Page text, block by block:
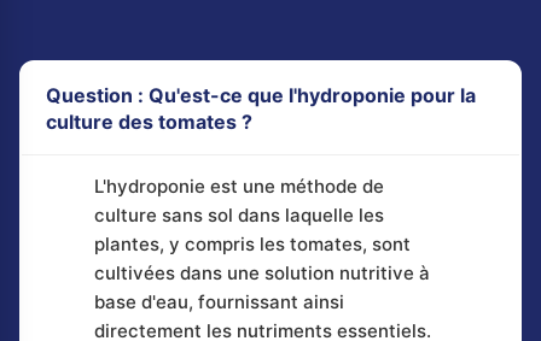
Question : Qu'est-ce que l'hydroponie pour la
culture des tomates ?
L'hydroponie est une méthode de
culture sans sol dans laquelle les
plantes, y compris les tomates, sont
cultivées dans une solution nutritive à
base d'eau, fournissant ainsi
directement les nutriments essentiels.